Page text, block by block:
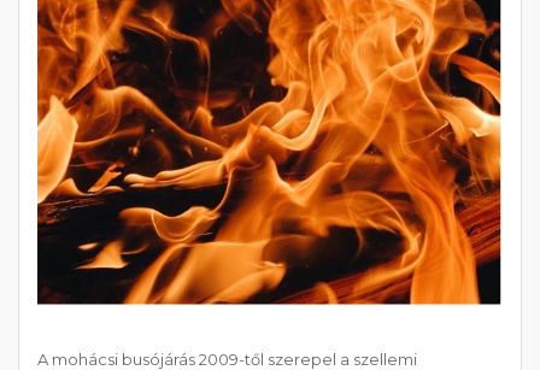
A mohácsi busójárás 2009-től szerepel a szellemi